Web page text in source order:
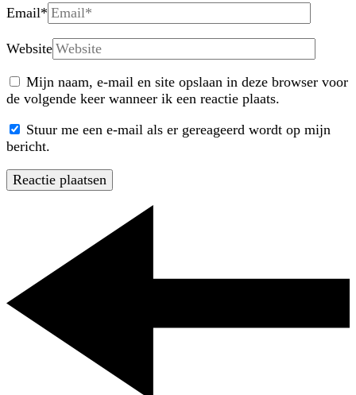
Email*
Website
Mijn naam, e-mail en site opslaan in deze browser voor
de volgende keer wanneer ik een reactie plaats.
Stuur me een e-mail als er gereageerd wordt op mijn
bericht.